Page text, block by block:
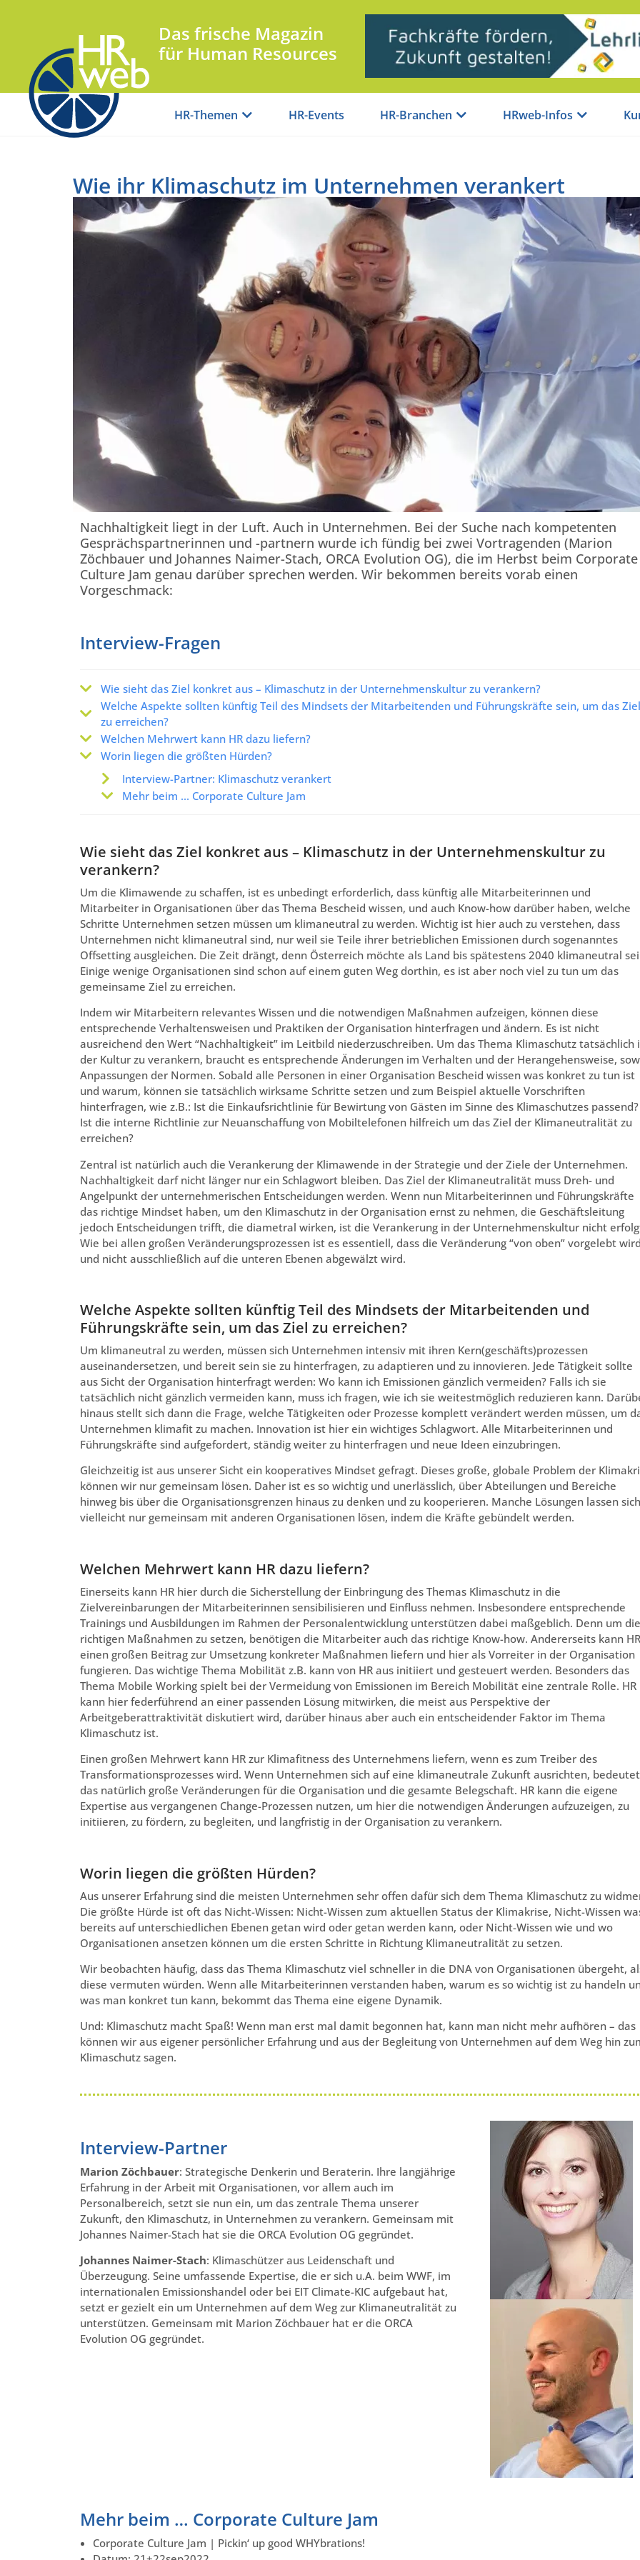
Das frische Magazin
für Human Resources
HR-Themen HR-Events HR-Branchen HRweb-Infos
Wie ihr Klimaschutz im Unternehmen verankert
Nachhaltigkeit liegt in der Luft. Auch in Unternehmen. Bei der Suche nach kompetenten
Gesprächspartnerinnen und -partnern wurde ich fündig bei zwei Vortragenden (Marion
Zöchbauer und Johannes Naimer-Stach, ORCA Evolution OG), die im Herbst beim Corporate
Culture Jam genau darüber sprechen werden. Wir bekommen bereits vorab einen
Vorgeschmack:
Interview-Fragen
Wie sieht das Ziel konkret aus – Klimaschutz in der Unternehmenskultur zu verankern?
Welche Aspekte sollten künftig Teil des Mindsets der Mitarbeitenden und Führungskräfte sein, um das Ziel
zu erreichen?
Welchen Mehrwert kann HR dazu liefern?
Worin liegen die größten Hürden?
Interview-Partner: Klimaschutz verankert
Mehr beim ... Corporate Culture Jam
Wie sieht das Ziel konkret aus – Klimaschutz in der Unternehmenskultur zu
verankern?
Um die Klimawende zu schaffen, ist es unbedingt erforderlich, dass künftig alle Mitarbeiterinnen und
Mitarbeiter in Organisationen über das Thema Bescheid wissen, und auch Know-how darüber haben, welche
Schritte Unternehmen setzen müssen um klimaneutral zu werden. Wichtig ist hier auch zu verstehen, dass
Unternehmen nicht klimaneutral sind, nur weil sie Teile ihrer betrieblichen Emissionen durch sogenanntes
Offsetting ausgleichen. Die Zeit drängt, denn Österreich möchte als Land bis spätestens 2040 klimaneutral
Einige wenige Organisationen sind schon auf einem guten Weg dorthin, es ist aber noch viel zu tun um das
gemeinsame Ziel zu erreichen.
Indem wir Mitarbeitern relevantes Wissen und die notwendigen Maßnahmen aufzeigen, können diese
entsprechende Verhaltensweisen und Praktiken der Organisation hinterfragen und ändern. Es ist nicht
ausreichend den Wert “Nachhaltigkeit” im Leitbild niederzuschreiben. Um das Thema Klimaschutz tatsächlich
der Kultur zu verankern, braucht es entsprechende Änderungen im Verhalten und der Herangehensweise,
Anpassungen der Normen. Sobald alle Personen in einer Organisation Bescheid wissen was konkret zu tun ist
und warum, können sie tatsächlich wirksame Schritte setzen und zum Beispiel aktuelle Vorschriften
hinterfragen, wie z.B.: Ist die Einkaufsrichtlinie für Bewirtung von Gästen im Sinne des Klimaschutzes passend?
Ist die interne Richtlinie zur Neuanschaffung von Mobiltelefonen hilfreich um das Ziel der Klimaneutralität zu
erreichen?
Zentral ist natürlich auch die Verankerung der Klimawende in der Strategie und der Ziele der Unternehmen.
Nachhaltigkeit darf nicht länger nur ein Schlagwort bleiben. Das Ziel der Klimaneutralität muss Dreh- und
Angelpunkt der unternehmerischen Entscheidungen werden. Wenn nun Mitarbeiterinnen und Führungskräfte
das richtige Mindset haben, um den Klimaschutz in der Organisation ernst zu nehmen, die Geschäftsleitung
jedoch Entscheidungen trifft, die diametral wirken, ist die Verankerung in der Unternehmenskultur nicht
Wie bei allen großen Veränderungsprozessen ist es essentiell, dass die Veränderung “von oben” vorgelebt
und nicht ausschließlich auf die unteren Ebenen abgewälzt wird.
Welche Aspekte sollten künftig Teil des Mindsets der Mitarbeitenden und
Führungskräfte sein, um das Ziel zu erreichen?
Um klimaneutral zu werden, müssen sich Unternehmen intensiv mit ihren Kern(geschäfts)prozessen
auseinandersetzen, und bereit sein sie zu hinterfragen, zu adaptieren und zu innovieren. Jede Tätigkeit sollte
aus Sicht der Organisation hinterfragt werden: Wo kann ich Emissionen gänzlich vermeiden? Falls ich sie
tatsächlich nicht gänzlich vermeiden kann, muss ich fragen, wie ich sie weitestmöglich reduzieren kann.
hinaus stellt sich dann die Frage, welche Tätigkeiten oder Prozesse komplett verändert werden müssen, um
Unternehmen klimafit zu machen. Innovation ist hier ein wichtiges Schlagwort. Alle Mitarbeiterinnen und
Führungskräfte sind aufgefordert, ständig weiter zu hinterfragen und neue Ideen einzubringen.
Gleichzeitig ist aus unserer Sicht ein kooperatives Mindset gefragt. Dieses große, globale Problem der
können wir nur gemeinsam lösen. Daher ist es so wichtig und unerlässlich, über Abteilungen und Bereiche
hinweg bis über die Organisationsgrenzen hinaus zu denken und zu kooperieren. Manche Lösungen lassen sich
vielleicht nur gemeinsam mit anderen Organisationen lösen, indem die Kräfte gebündelt werden.
Welchen Mehrwert kann HR dazu liefern?
Einerseits kann HR hier durch die Sicherstellung der Einbringung des Themas Klimaschutz in die
Zielvereinbarungen der Mitarbeiterinnen sensibilisieren und Einfluss nehmen. Insbesondere entsprechende
Trainings und Ausbildungen im Rahmen der Personalentwicklung unterstützen dabei maßgeblich. Denn um die
richtigen Maßnahmen zu setzen, benötigen die Mitarbeiter auch das richtige Know-how. Andererseits kann HR
einen großen Beitrag zur Umsetzung konkreter Maßnahmen liefern und hier als Vorreiter in der Organisation
fungieren. Das wichtige Thema Mobilität z.B. kann von HR aus initiiert und gesteuert werden. Besonders das
Thema Mobile Working spielt bei der Vermeidung von Emissionen im Bereich Mobilität eine zentrale Rolle. HR
kann hier federführend an einer passenden Lösung mitwirken, die meist aus Perspektive der
Arbeitgeberattraktivität diskutiert wird, darüber hinaus aber auch ein entscheidender Faktor im Thema
Klimaschutz ist.
Einen großen Mehrwert kann HR zur Klimafitness des Unternehmens liefern, wenn es zum Treiber des
Transformationsprozesses wird. Wenn Unternehmen sich auf eine klimaneutrale Zukunft ausrichten, bedeutet
das natürlich große Veränderungen für die Organisation und die gesamte Belegschaft. HR kann die eigene
Expertise aus vergangenen Change-Prozessen nutzen, um hier die notwendigen Änderungen aufzuzeigen, zu
initiieren, zu fördern, zu begleiten, und langfristig in der Organisation zu verankern.
Worin liegen die größten Hürden?
Aus unserer Erfahrung sind die meisten Unternehmen sehr offen dafür sich dem Thema Klimaschutz zu
Die größte Hürde ist oft das Nicht-Wissen: Nicht-Wissen zum aktuellen Status der Klimakrise, Nicht-Wissen
bereits auf unterschiedlichen Ebenen getan wird oder getan werden kann, oder Nicht-Wissen wie und wo
Organisationen ansetzen können um die ersten Schritte in Richtung Klimaneutralität zu setzen.
Wir beobachten häufig, dass das Thema Klimaschutz viel schneller in die DNA von Organisationen übergeht,
diese vermuten würden. Wenn alle Mitarbeiterinnen verstanden haben, warum es so wichtig ist zu handeln
was man konkret tun kann, bekommt das Thema eine eigene Dynamik.
Und: Klimaschutz macht Spaß! Wenn man erst mal damit begonnen hat, kann man nicht mehr aufhören – das
können wir aus eigener persönlicher Erfahrung und aus der Begleitung von Unternehmen auf dem Weg hin
Klimaschutz sagen.
Interview-Partner
Marion Zöchbauer: Strategische Denkerin und Beraterin. Ihre langjährige
Erfahrung in der Arbeit mit Organisationen, vor allem auch im
Personalbereich, setzt sie nun ein, um das zentrale Thema unserer
Zukunft, den Klimaschutz, in Unternehmen zu verankern. Gemeinsam mit
Johannes Naimer-Stach hat sie die ORCA Evolution OG gegründet.
Johannes Naimer-Stach: Klimaschützer aus Leidenschaft und
Überzeugung. Seine umfassende Expertise, die er sich u.A. beim WWF, im
internationalen Emissionshandel oder bei EIT Climate-KIC aufgebaut hat,
setzt er gezielt ein um Unternehmen auf dem Weg zur Klimaneutralität zu
unterstützen. Gemeinsam mit Marion Zöchbauer hat er die ORCA
Evolution OG gegründet.
Mehr beim … Corporate Culture Jam
Corporate Culture Jam | Pickin‘ up good WHYbrations!